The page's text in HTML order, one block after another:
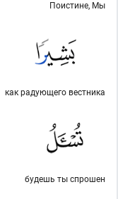
Поистине, Мы
как радующего вестника
будешь ты спрошен